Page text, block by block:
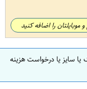
موبایلتان را اضافه کنید
سایز یا درخواست هزینه